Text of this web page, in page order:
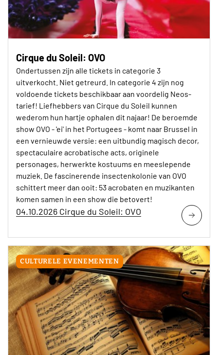
Cirque du Soleil: OVO
Ondertussen zijn alle tickets in categorie 3
uitverkocht. Niet getreurd. In categorie 4 zijn nog
voldoende tickets beschikbaar aan voordelig Neos-
tarief! Liefhebbers van Cirque du Soleil kunnen
wederom hun hartje ophalen dit najaar! De beroemde
show OVO - 'ei' in het Portugees - komt naar Brussel in
een vernieuwde versie: een uitbundig magisch decor,
spectaculaire acrobatische acts, originele
personages, herwerkte kostuums en meeslepende
muziek. De fascinerende insectenkolonie van OVO
schittert meer dan ooit: 53 acrobaten en muzikanten
komen samen in een show die betovert!
04.10.2026 Cirque du Soleil: OVO
CULTURELE EVENEMENTEN